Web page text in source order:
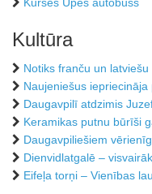
Kursēs Upes autobuss
Kultūra
Notiks franču un
Naujeniešus
Daugavpilī atdzimis
Keramikas putnu būrīši
Daugavpiliešiem
Dienvidlatgalē –
Eifeļa torņi – Vienības